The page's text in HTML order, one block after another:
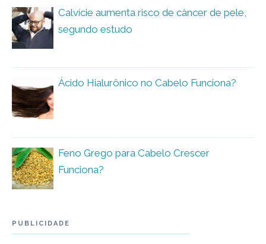
Calvície aumenta risco de câncer de pele,
segundo estudo
Ácido Hialurônico no Cabelo Funciona?
Feno Grego para Cabelo Crescer
Funciona?
PUBLICIDADE